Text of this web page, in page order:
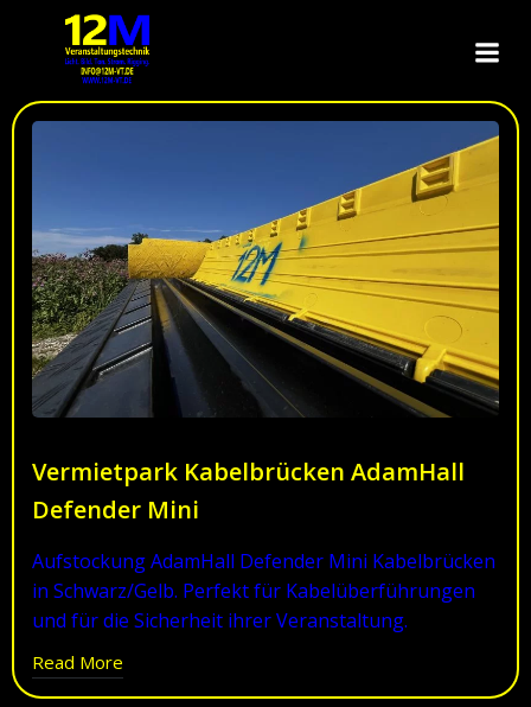
Vermietpark Kabelbrücken AdamHall
Defender Mini
Aufstockung AdamHall Defender Mini Kabelbrücken
in Schwarz/Gelb. Perfekt für Kabelüberführungen
und für die Sicherheit ihrer Veranstaltung.
Read More